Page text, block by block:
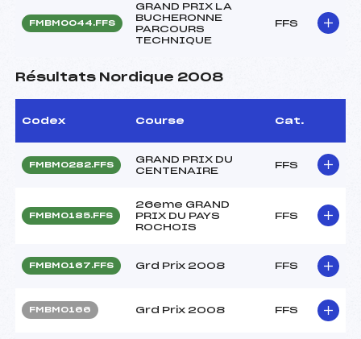
FMBM0044.FFS
GRAND PRIX LA
BUCHERONNE
PARCOURS
TECHNIQUE
FFS
Résultats Nordique 2008
Codex Course Cat.
FMBM0282.FFS
GRAND PRIX DU
CENTENAIRE
FFS
FMBM0185.FFS
26eme GRAND
PRIX DU PAYS
ROCHOIS
FFS
FMBM0167.FFS Grd Prix 2008 FFS
FMBM0166 Grd Prix 2008 FFS